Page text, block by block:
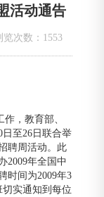
活动通告
次数： 1553
，教育部、
日至26日联合举
聘周活动。此
2009年全国中
时间为2009年3
切实通知到每位